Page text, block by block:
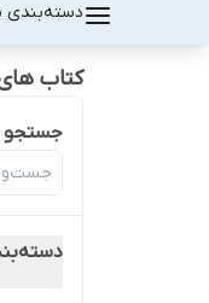
دسته‌بندی
کتاب
جستجو